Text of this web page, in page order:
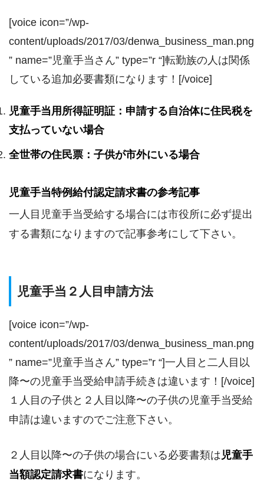
[voice icon=”/wp-
content/uploads/2017/03/denwa_business_man.png
” name=”児童手当さん” type=”r “]転勤族の人は関係
している追加必要書類になります！[/voice]
児童手当用所得証明証：申請する自治体に住民税を
支払っていない場合
全世帯の住民票：子供が市外にいる場合
児童手当特例給付認定請求書の参考記事
一人目児童手当受給する場合には市役所に必ず提出
する書類になりますので記事参考にして下さい。
児童手当２人目申請方法
[voice icon=”/wp-
content/uploads/2017/03/denwa_business_man.png
” name=”児童手当さん” type=”r “]一人目と二人目以
降〜の児童手当受給申請手続きは違います！[/voice]
１人目の子供と２人目以降〜の子供の児童手当受給
申請は違いますのでご注意下さい。
２人目以降〜の子供の場合にいる必要書類は 児童手
当額認定請求書になります。